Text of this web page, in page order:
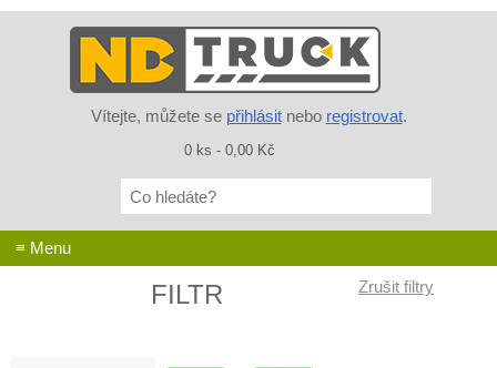
Vítejte, můžete se přihlásitnebo registrovat.
0 ks - 0,00 Kč
≡ Menu
FILTR